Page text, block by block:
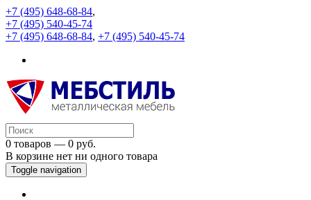
+7 (495) 648-68-84,
+7 (495) 540-45-74
+7 (495) 648-68-84, +7 (495) 540-45-74
0 товаров — 0 руб.
В корзине нет ни одного товара
Toggle navigation